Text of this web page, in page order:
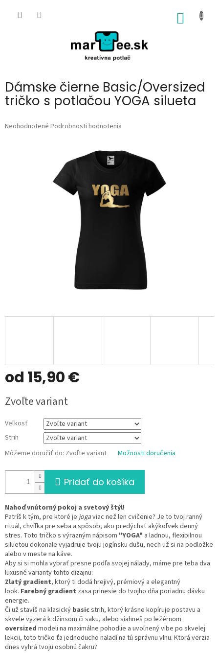
Dámske čierne Basic/Oversized
tričko s potlačou YOGA silueta
Priemerné
Neohodnotené Podrobnosti hodnotenia
od 15,90 €
cena:
Zvoľte variant
Veľkosť
Strih
Môžeme doručiť do: Zvoľte variant Možnosti doručenia
Pridať do košíka
Nahoď vnútorný pokoj a svetový štýl!
Patríš k tým, pre ktoré je jogaviac než len cvičenie? Je to tvoj ranný
rituál, chvíľka pre seba a spôsob, ako predýchať akýkoľvek denný
stres. Toto tričko s výrazným nápisom "YOGA" a ladnou, flexibilnou
siluetou dokonale vyjadruje tvoju jogínsku dušu, nech už si na podložke
alebo v meste na káve.
Aby si si mohla vybrať presne podľa svojej nálady, máme pre teba dva
luxusné varianty tohto dizajnu:
Zlatý gradient, ktorý ti dodá hrejivý, prémiový a elegantný
look. Farebný gradient zasa prinesie do tvojho dňa poriadnu dávku
energie.
Či už stavíš na klasický basicstrih, ktorý krásne kopíruje postavu a
skvele vyzerá k džínsom či saku, alebo siahneš po ležérnom
oversized modeli na maximálne pohodlie a uvoľnený vibe po skvelej
lekcii, toto tričko ťa jednoducho naladí na tú správnu vlnu. Ktorá verzia
dnes vyhrá tvoju osobnú čakru?